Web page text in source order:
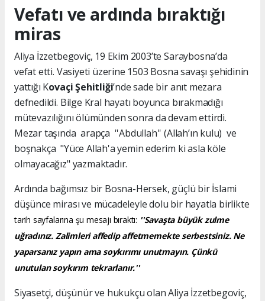
Vefatı ve ardında bıraktığı
miras
Aliya İzzetbegoviç, 19 Ekim 2003’te Saraybosna’da
vefat etti. Vasiyeti üzerine 1503 Bosna savaşı şehidinin
yattığı Kovaçi Şehitliği’nde sade bir anıt mezara
defnedildi. Bilge Kral hayatı boyunca bırakmadığı
mütevazılığını ölümünden sonra da devam ettirdi.
Mezar taşında arapça ''Abdullah'' (Allah’ın kulu) ve
boşnakça "Yüce Allah'a yemin ederim ki asla köle
olmayacağız" yazmaktadır.
Ardında bağımsız bir Bosna-Hersek, güçlü bir İslami
düşünce mirası ve mücadeleyle dolu bir hayatla birlikte
tarih sayfalarına şu mesajı bıraktı: ''Savaşta büyük zulme
uğradınız. Zalimleri affedip affetmemekte serbestsiniz. Ne
yaparsanız yapın ama soykırımı unutmayın. Çünkü
unutulan soykırım tekrarlanır.''
Siyasetçi, düşünür ve hukukçu olan Aliya İzzetbegoviç,